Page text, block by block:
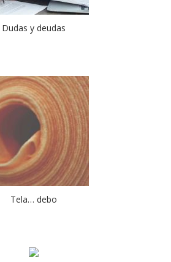
Dudas y deudas
Tela… debo